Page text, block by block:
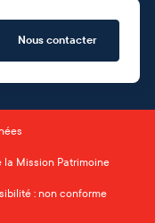
Nous contacter
la Mission Patrimoine
: non conforme